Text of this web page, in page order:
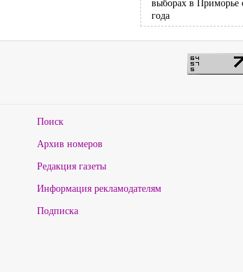
выборах в Приморье
года
Поиск
Архив номеров
Редакция газеты
Информация рекламодателям
Подписка